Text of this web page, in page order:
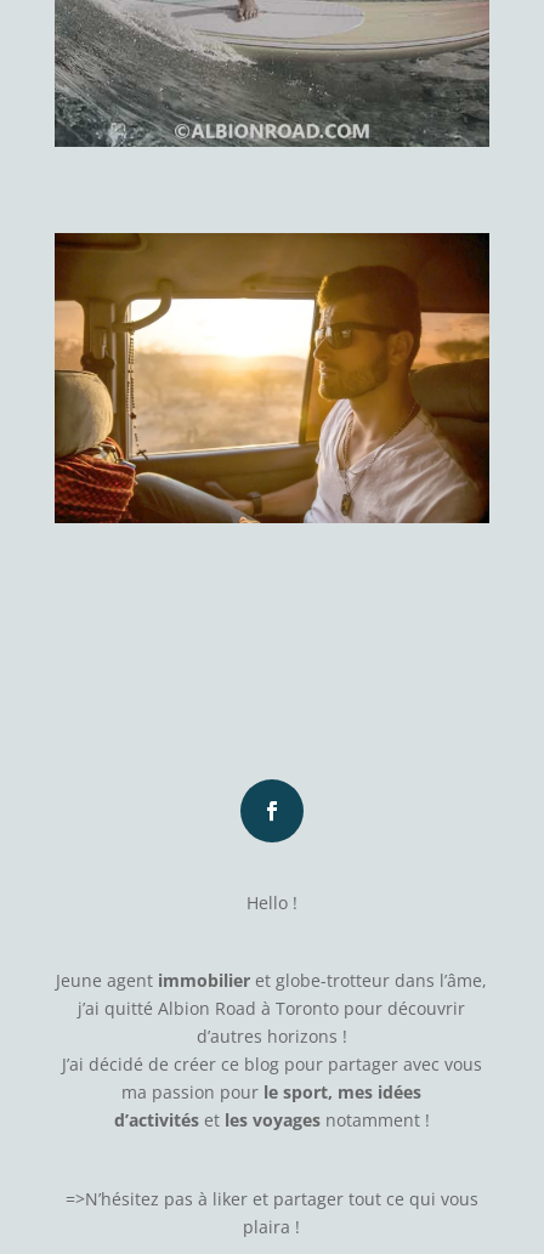
Hello !
Jeune agent immobilier et globe-trotteur dans l’âme,
j’ai quitté Albion Road à Toronto pour découvrir
d’autres horizons !
J’ai décidé de créer ce blog pour partager avec vous
ma passion pour le sport, mes idées
d’activitéset les voyagesnotamment !
=>N’hésitez pas à likeret partager tout ce qui vous
plaira !